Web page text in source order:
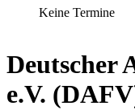
Keine Termine
Deutscher
e.V.